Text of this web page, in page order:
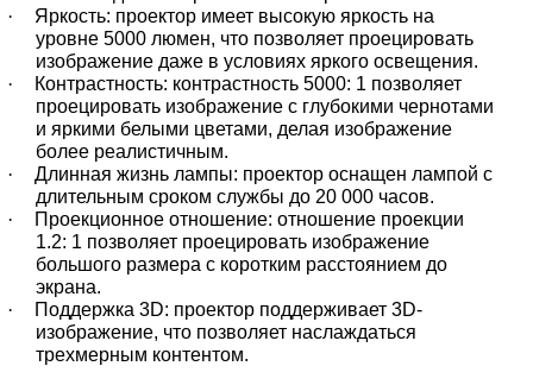
·
Яркость: проектор имеет высокую яркость на
уровне 5000 люмен, что позволяет проецировать
изображение даже в условиях яркого освещения.
·
Контрастность: контрастность 5000: 1 позволяет
проецировать изображение с глубокими чернотами
и яркими белыми цветами, делая изображение
более реалистичным.
·
Длинная жизнь лампы: проектор оснащен лампой с
длительным сроком службы до 20 000 часов.
·
Проекционное отношение: отношение проекции
1.2: 1 позволяет проецировать изображение
большого размера с коротким расстоянием до
экрана.
·
Поддержка 3D: проектор поддерживает 3D-
изображение, что позволяет наслаждаться
трехмерным контентом.